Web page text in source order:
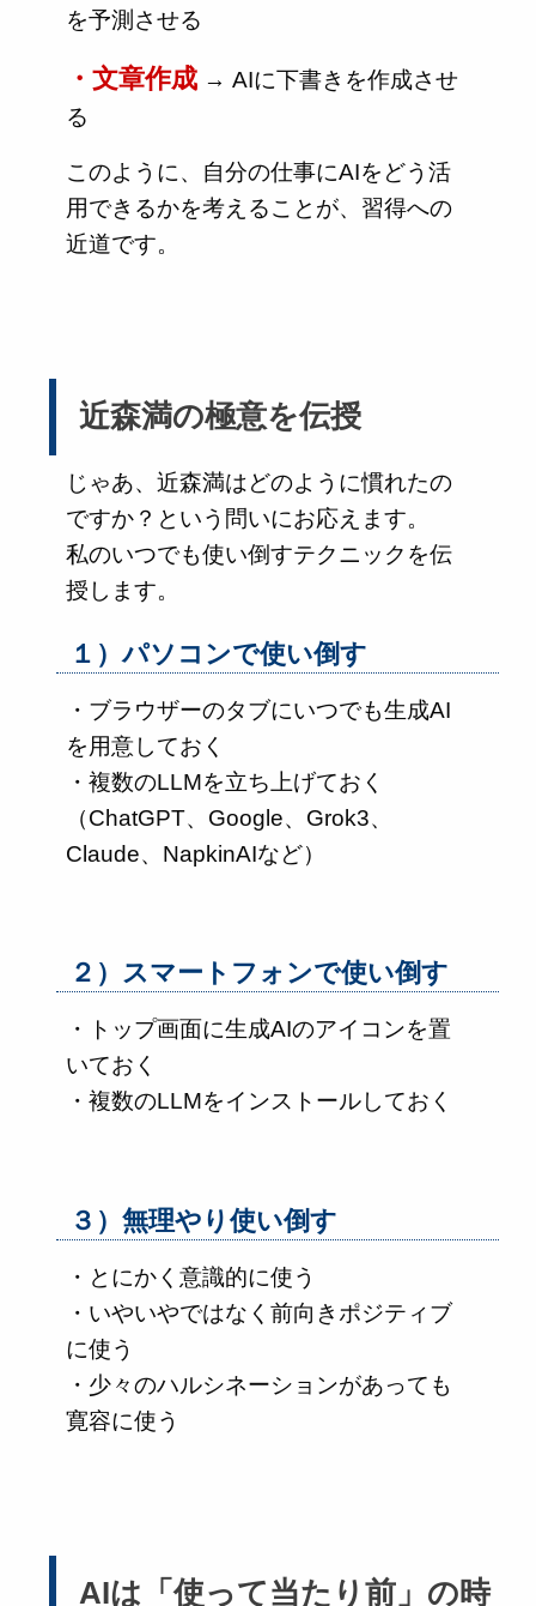
を予測させる
・文章作成 → AIに下書きを作成させ
る
このように、自分の仕事にAIをどう活
用できるかを考えることが、習得への
近道です。
近森満の極意を伝授
じゃあ、近森満はどのように慣れたの
ですか？という問いにお応えます。
私のいつでも使い倒すテクニックを伝
授します。
１）パソコンで使い倒す
・ブラウザーのタブにいつでも生成AI
を用意しておく
・複数のLLMを立ち上げておく
（ChatGPT、Google、Grok3、
Claude、NapkinAIなど）
２）スマートフォンで使い倒す
・トップ画面に生成AIのアイコンを置
いておく
・複数のLLMをインストールしておく
３）無理やり使い倒す
・とにかく意識的に使う
・いやいやではなく前向きポジティブ
に使う
・少々のハルシネーションがあっても
寛容に使う
AIは「使って当たり前」の時